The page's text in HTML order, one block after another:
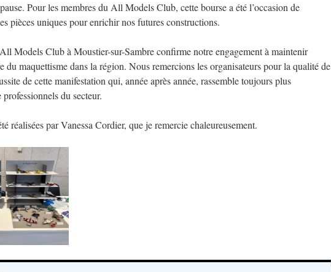
Pour les membres du All Models Club, cette bourse a été l’occasion de
pièces uniques pour enrichir nos futures constructions.
Models Club à Moustier-sur-Sambre confirme notre engagement à maintenir
du maquettisme dans la région. Nous remercions les organisateurs pour la qualité de
de cette manifestation qui, année après année, rassemble toujours plus
professionnels du secteur.
réalisées par Vanessa Cordier, que je remercie chaleureusement.